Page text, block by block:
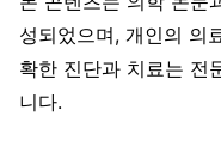
성되었으며, 개인의 의
확한 진단과 치료는 전
니다.